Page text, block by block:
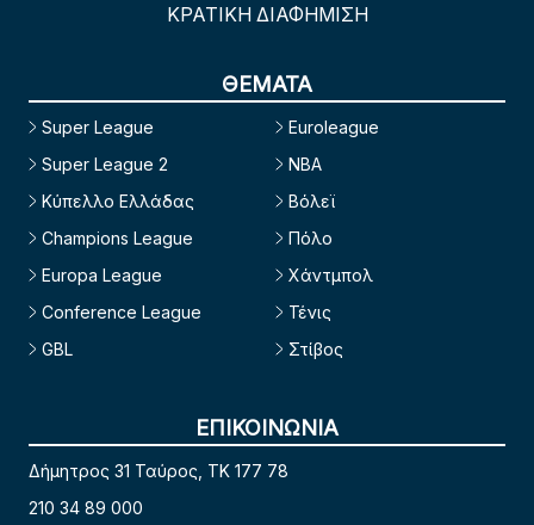
ΚΡΑΤΙΚΗ ΔΙΑΦΗΜΙΣΗ
ΘΕΜΑΤΑ
Super League
Super League 2
Κύπελλο Ελλάδας
Champions League
Europa League
Conference League
GBL
Euroleague
NBA
Βόλεϊ
Πόλο
Χάντμπολ
Τένις
Στίβος
ΕΠΙΚΟΙΝΩΝΙΑ
Δήμητρος 31 Ταύρος, TK 177 78
210 34 89 000